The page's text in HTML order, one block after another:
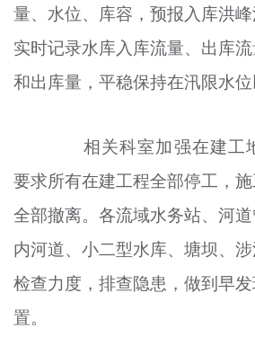
量、水位、库容，预报入库洪峰
实时记录水库入库流量、出库
和出库量，平稳保持在汛限水位
相关科室加强在建工
要求所有在建工程全部停工，
全部撤离。各流域水务站、河
内河道、小二型水库、塘坝、
检查力度，排查隐患，做到早
置。